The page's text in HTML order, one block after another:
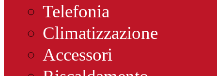
Telefonia
Climatizzazione
Accessori